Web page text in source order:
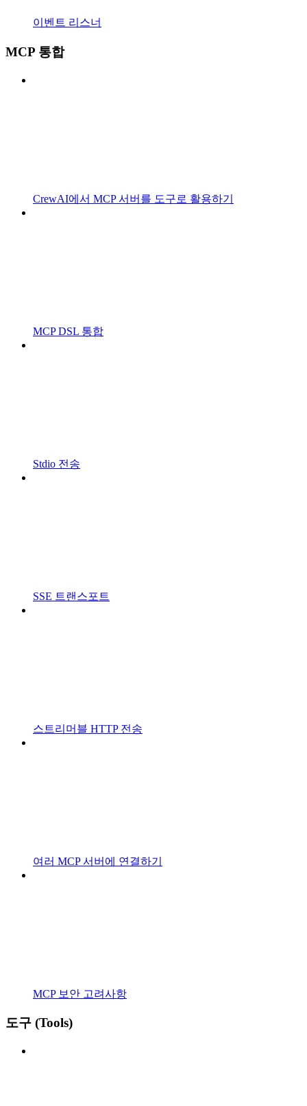
이벤트 리스너
MCP 통합
CrewAI에서 MCP 서버를 도구로 활용하기
MCP DSL 통합
Stdio 전송
SSE 트랜스포트
스트리머블 HTTP 전송
여러 MCP 서버에 연결하기
MCP 보안 고려사항
도구 (Tools)